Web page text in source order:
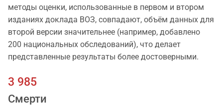
методы оценки, использованные в первом и втором
изданиях доклада ВОЗ, совпадают, объём данных для
второй версии значительнее (например, добавлено
200 национальных обследований), что делает
представленные результаты более достоверными.
3 985
Смерти